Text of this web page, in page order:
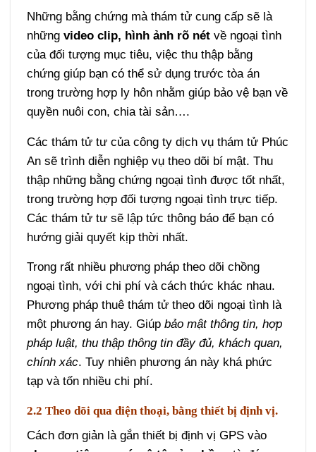
Những bằng chứng mà thám tử cung cấp sẽ là
những video clip, hình ảnh rõ nét về ngoại tình
của đối tượng mục tiêu, việc thu thập bằng
chứng giúp bạn có thể sử dụng trước tòa án
trong trường hợp ly hôn nhằm giúp bảo vệ bạn về
quyền nuôi con, chia tài sản….
Các thám tử tư của công ty dịch vụ thám tử Phúc
An sẽ trình diễn nghiệp vụ theo dõi bí mật. Thu
thập những bằng chứng ngoại tình được tốt nhất,
trong trường hợp đối tượng ngoại tình trực tiếp.
Các thám tử tư sẽ lập tức thông báo để bạn có
hướng giải quyết kịp thời nhất.
Trong rất nhiều phương pháp theo dõi chồng
ngoại tình, với chi phí và cách thức khác nhau.
Phương phápthuê thám tử theo dõi ngoại tình là
một phương án hay. Giúpbảo mật thông tin, hợp
pháp luật, thu thập thông tin đầy đủ, khách quan,
chính xác. Tuy nhiên phương án này khá phức
tạp và tốn nhiều chi phí.
2.2 Theo dõi qua điện thoại, bằng thiết bị định vị.
Cách đơn giản là gắn thiết bị định vị GPS vào